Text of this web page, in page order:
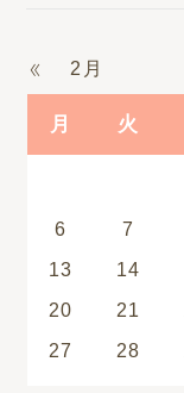
月 火
2月
6
7
13
14
20
21
27
28